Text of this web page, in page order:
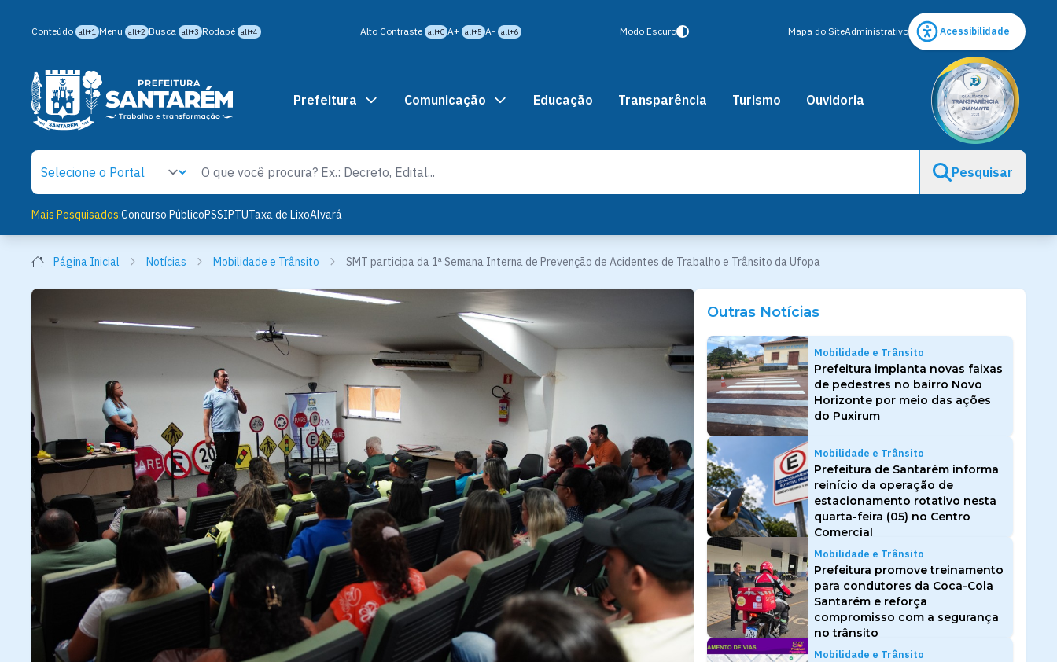
Conteúdo alt+1 Menu alt+2 Busca alt+3 Rodapé alt+4 Alto Contraste alt+C A+ alt+5 A- alt+6 Modo Escuro Mapa do SiteAdministrativo Acessibilidade
Prefeitura Comunicação Educação Transparência Turismo Ouvidoria
Pesquisar
Mais Pesquisados:Concurso PúblicoPSSIPTUTaxa de LixoAlvará
Página Inicial Notícias Mobilidade e Trânsito SMT participa da 1ª Semana Interna de Prevenção de Acidentes de Trabalho e Trânsito da Ufopa
Outras Notícias
Mobilidade e Trânsito
Prefeitura implanta novas faixas
de pedestres no bairro Novo
Horizonte por meio das ações
do Puxirum
Mobilidade e Trânsito
Prefeitura de Santarém informa
reinício da operação de
estacionamento rotativo nesta
quarta-feira (05) no Centro
Comercial
Mobilidade e Trânsito
Prefeitura promove treinamento
para condutores da Coca-Cola
Santarém e reforça
compromisso com a segurança
no trânsito
Mobilidade e Trânsito